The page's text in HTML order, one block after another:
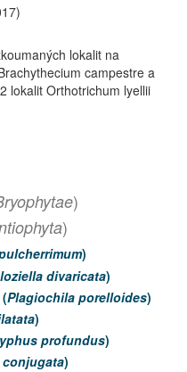
lokalit na
campestre a
lokalit Orthotrichum lyellii
)
)
)
divaricata)
Plagiochila porelloides)
)
profundus)
conjugata)